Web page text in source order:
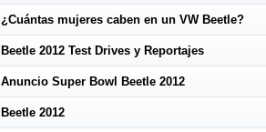
¿Cuántas mujeres caben en un VW Beetle?
Beetle 2012 Test Drives y Reportajes
Anuncio Super Bowl Beetle 2012
Beetle 2012